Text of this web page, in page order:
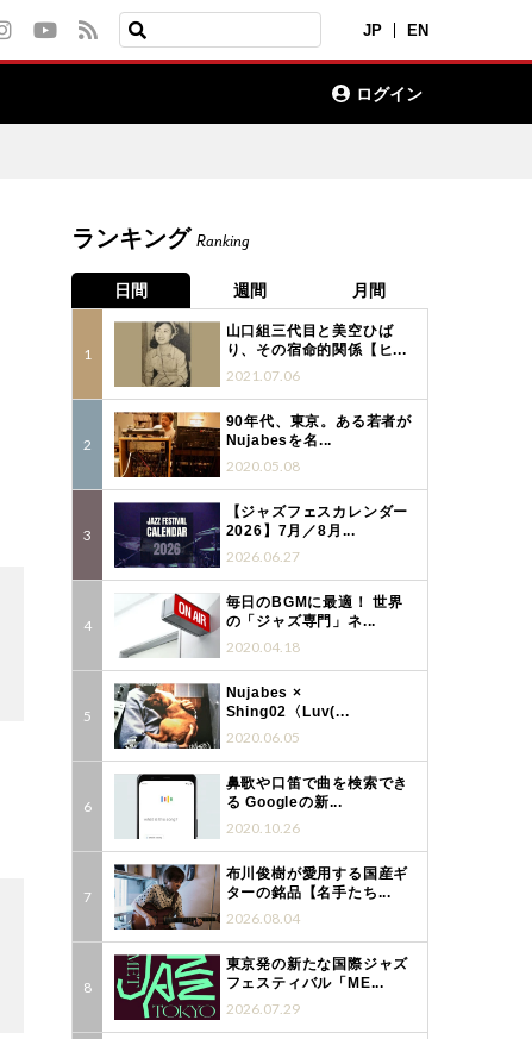
JP EN
ログイン
ランキング Ranking
日間 週間 月間
山口組三代目と美空ひば
り、その宿命的関係【ヒ...
2021.07.06
90年代、東京。ある若者が
Nujabesを名...
2020.05.08
【ジャズフェスカレンダー
2026】7月／8月...
2026.06.27
毎日のBGMに最適！ 世界
の「ジャズ専門」ネ...
2020.04.18
Nujabes ×
Shing02〈Luv(...
2020.06.05
鼻歌や口笛で曲を検索でき
る Googleの新...
2020.10.26
布川俊樹が愛用する国産ギ
ターの銘品【名手たち...
2026.08.04
東京発の新たな国際ジャズ
フェスティバル「ME...
2026.07.29